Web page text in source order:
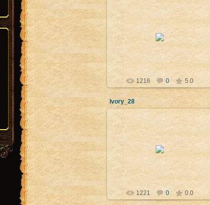
09.04.2012
Крава с теленце, месопотамски
или сирийски стил -IX-VII в. пр.
н.е. Нимруд (Калху). Багдад, Iraq
National Museum.
1216 0 5.0
Ivory_28
09.04.2012
"Добрият пастир" - мъж носещ
овца или коза, месопотамски
стил - IX-VII в. пр. н.е. Нимруд
(Калху). Багдад, Iraq natio...
Admin
1221 0 0.0